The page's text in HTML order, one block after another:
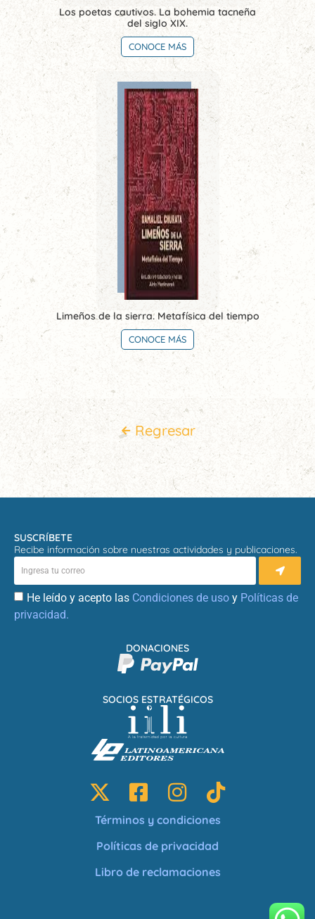
Los poetas cautivos. La bohemia tacneña
del siglo XIX.
CONOCE MÁS
Limeños de la sierra. Metafísica del tiempo
CONOCE MÁS
Regresar
SUSCRÍBETE
Recibe información sobre nuestras actividades y publicaciones.
He leído y acepto las Condiciones de uso y Políticas de
privacidad.
SOCIOS ESTRATÉGICOS
DONACIONES
Términos y condiciones
Políticas de privacidad
Libro de reclamaciones